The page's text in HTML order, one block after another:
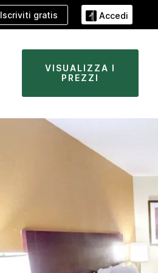
Iscriviti gratis Accedi
VISUALIZZA I
PREZZI